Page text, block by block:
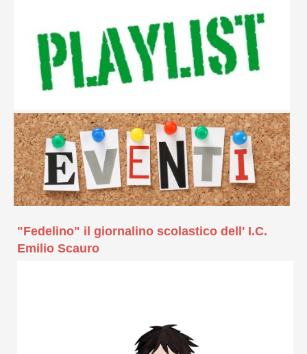
"Fedelino" il giornalino scolastico dell' I.C.
Emilio Scauro